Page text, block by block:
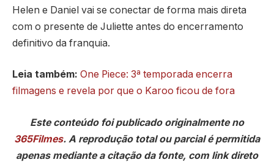
Helen e Daniel vai se conectar de forma mais direta
com o presente de Juliette antes do encerramento
definitivo da franquia.
Leia também: One Piece: 3ª temporada encerra
filmagens e revela por que o Karoo ficou de fora
Este conteúdo foi publicado originalmente no
365Filmes. A reprodução total ou parcial é permitida
apenas mediante a citação da fonte, com link direto